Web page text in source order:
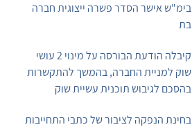
בימ"ש אישר הסדר פשרה ייצוגית חברה
בת
קיבלה הודעת הבורסה על מינוי 2 עושי
שוק למניית החברה, בהמשך להתקשרות
בהסכם לגיבוש תוכנית עשיית שוק
בחינת הנפקה לציבור של כתבי התחייבות